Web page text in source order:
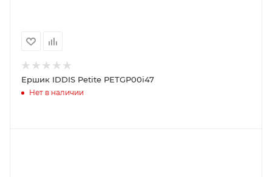
Ершик IDDIS Petite PETGP00i47
Нет в наличии